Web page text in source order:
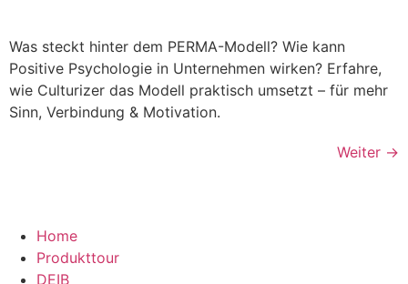
Was steckt hinter dem PERMA-Modell? Wie kann
Positive Psychologie in Unternehmen wirken? Erfahre,
wie Culturizer das Modell praktisch umsetzt – für mehr
Sinn, Verbindung & Motivation.
Weiter →
Home
Produkttour
DEIB